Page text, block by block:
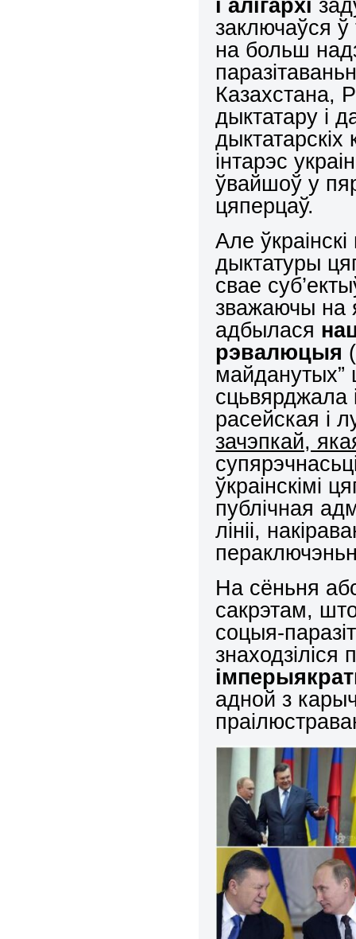
заключаўся
на больш
Казахстана,
дыктатару і
дыктатарскіх
інтарэс
ўвайшоў у
цяперцаў.
Але
дыктатуры
свае
зважаючы на
адбылася
рэвалюцыя
майданутых”
сцьвярджала
расейская і
зачэпкай,
ўкраінскімі
публічная
лініі,
На сёньня
сакрэтам,
соцыя-
адной з